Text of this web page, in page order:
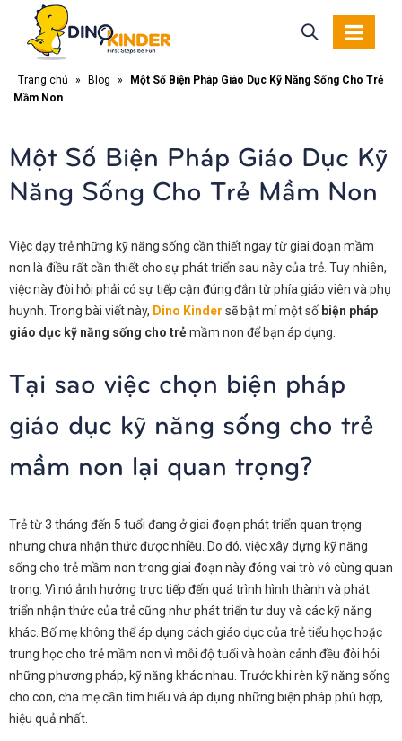
Trang chủ » Blog »
Một Số Biện Pháp Giáo Dục Kỹ Năng Sống Cho Trẻ
Mầm Non
Một Số Biện Pháp Giáo Dục Kỹ
Năng Sống Cho Trẻ Mầm Non
Việc dạy trẻ những kỹ năng sống cần thiết ngay từ giai đoạn mầm
non là điều rất cần thiết cho sự phát triển sau này của trẻ. Tuy nhiên,
việc này đòi hỏi phải có sự tiếp cận đúng đắn từ phía giáo viên và phụ
huynh. Trong bài viết này, Dino Kinder sẽ bật mí một số biện pháp
giáo dục kỹ năng sống cho trẻmầm non để bạn áp dụng.
Tại sao việc chọn biện pháp
giáo dục kỹ năng sống cho trẻ
mầm non lại quan trọng?
Trẻ từ 3 tháng đến 5 tuổi đang ở giai đoạn phát triển quan trọng
nhưng chưa nhận thức được nhiều. Do đó, việc xây dựng kỹ năng
sống cho trẻ mầm non trong giai đoạn này đóng vai trò vô cùng quan
trọng. Vì nó ảnh hưởng trực tiếp đến quá trình hình thành và phát
triển nhận thức của trẻ cũng như phát triển tư duy và các kỹ năng
khác. Bố mẹ không thể áp dụng cách giáo dục của trẻ tiểu học hoặc
trung học cho trẻ mầm non vì mỗi độ tuổi và hoàn cảnh đều đòi hỏi
những phương pháp, kỹ năng khác nhau. Trước khi rèn kỹ năng sống
cho con, cha mẹ cần tìm hiểu và áp dụng những biện pháp phù hợp,
hiệu quả nhất.